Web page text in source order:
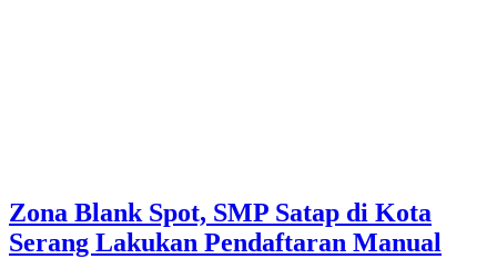
Zona Blank Spot, SMP Satap di Kota
Serang Lakukan Pendaftaran Manual